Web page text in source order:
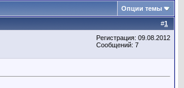
Опции темы
#1
Регистрация: 09.08.2012
Сообщений: 7